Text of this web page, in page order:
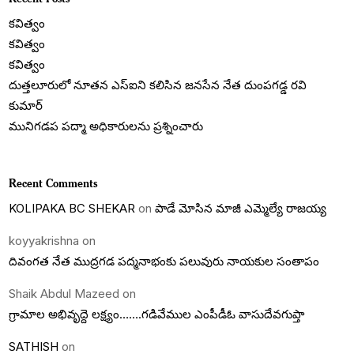
కవిత్వం
కవిత్వం
కవిత్వం
దుత్తలూరులో నూతన ఎస్‌ఐని కలిసిన జనసేన నేత దుంపగడ్డ రవి
కుమార్
మునిగడప పద్మా అధికారులను ప్రశ్నించారు
Recent Comments
KOLIPAKA BC SHEKAR onపాడే మోసిన మాజీ ఎమ్మెల్యే రాజయ్య
koyyakrishna on
దివంగత నేత ముద్రగడ పద్మనాభంకు పలువురు నాయకుల సంతాపం
Shaik Abdul Mazeed on
గ్రామాల అభివృద్దె లక్ష్యం…….గడివేముల ఎంపీడీఓ వాసుదేవగుప్తా
SATHISH on